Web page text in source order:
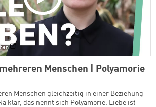
Menschen | Polyamorie
Menschen gleichzeitig in einer Beziehung
klar, das nennt sich Polyamorie. Liebe ist